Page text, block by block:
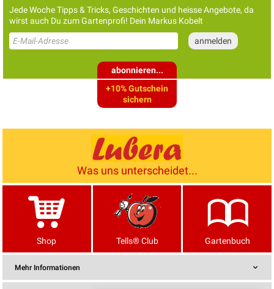
Jede Woche Tipps & Tricks, Geschichten und heisse Angebote, da
wirst auch Du zum Gartenprofi! Dein Markus Kobelt
abonnieren...
+10% Gutschein
sichern
Was uns unterscheidet...
Shop Tells® Club Gartenbuch
Mehr Informationen